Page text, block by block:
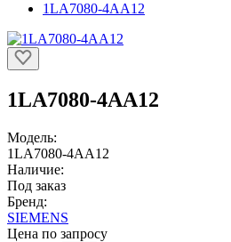
1LA7080-4AA12
1LA7080-4AA12
Модель:
1LA7080-4AA12
Наличие:
Под заказ
Бренд:
SIEMENS
Цена по запросу